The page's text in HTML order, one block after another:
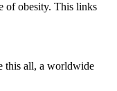
of obesity. This links
this all, a worldwide